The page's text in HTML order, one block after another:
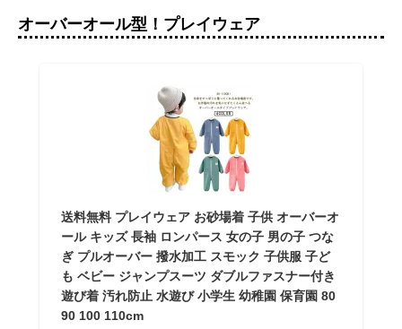
オーバーオール型！プレイウェア
送料無料 プレイウェア お砂場着 子供 オーバーオ
ール キッズ 長袖 ロンパース 女の子 男の子 つな
ぎ プルオーバー 撥水加工 スモック 子供服 子ど
も ベビー ジャンプスーツ ダブルファスナー付き
遊び着 汚れ防止 水遊び 小学生 幼稚園 保育園 80
90 100 110cm